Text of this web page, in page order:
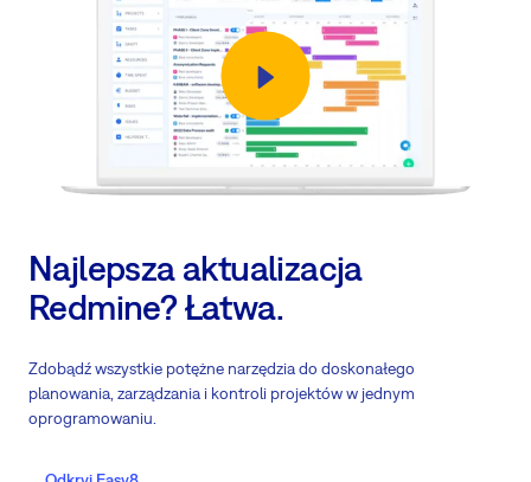
Najlepsza aktualizacja
Redmine? Łatwa.
Zdobądź wszystkie potężne narzędzia do doskonałego
planowania, zarządzania i kontroli projektów w jednym
oprogramowaniu.